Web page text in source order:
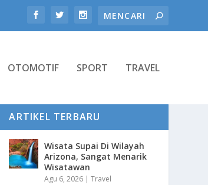
OTOMOTIF SPORT TRAVEL
ARTIKEL TERBARU
Wisata Supai Di Wilayah
Arizona, Sangat Menarik
Wisatawan
Agu 6, 2026 |Travel